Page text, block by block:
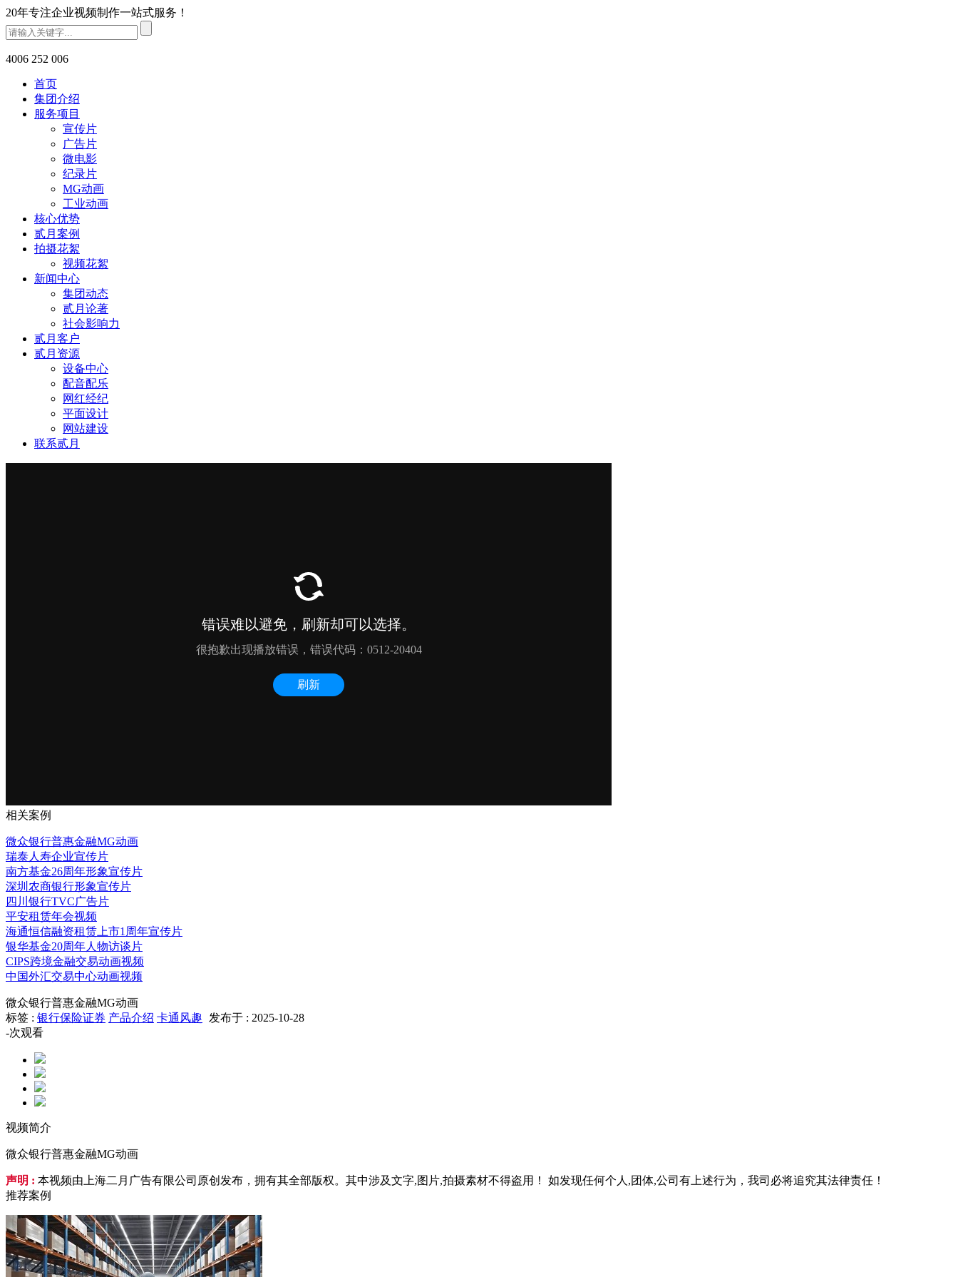
20年专注企业视频制作一站式服务！
4006 252 006
首页
集团介绍
服务项目
宣传片
广告片
微电影
纪录片
MG动画
工业动画
核心优势
贰月案例
拍摄花絮
视频花絮
新闻中心
集团动态
贰月论著
社会影响力
贰月客户
贰月资源
设备中心
配音配乐
网红经纪
平面设计
网站建设
联系贰月
相关案例
微众银行普惠金融MG动画
瑞泰人寿企业宣传片
南方基金26周年形象宣传片
深圳农商银行形象宣传片
四川银行TVC广告片
平安租赁年会视频
海通恒信融资租赁上市1周年宣传片
银华基金20周年人物访谈片
CIPS跨境金融交易动画视频
中国外汇交易中心动画视频
微众银行普惠金融MG动画
标签 : 银行保险证券 产品介绍 卡通风趣
发布于 : 2025-10-28
-次观看
视频简介
微众银行普惠金融MG动画
声明 : 本视频由上海二月广告有限公司原创发布，拥有其全部版权。其中涉及文字,图片,拍摄素材不得盗用！ 如发现任何个人,团体,公司有上述行为，我司必将追究其法律责任！
推荐案例